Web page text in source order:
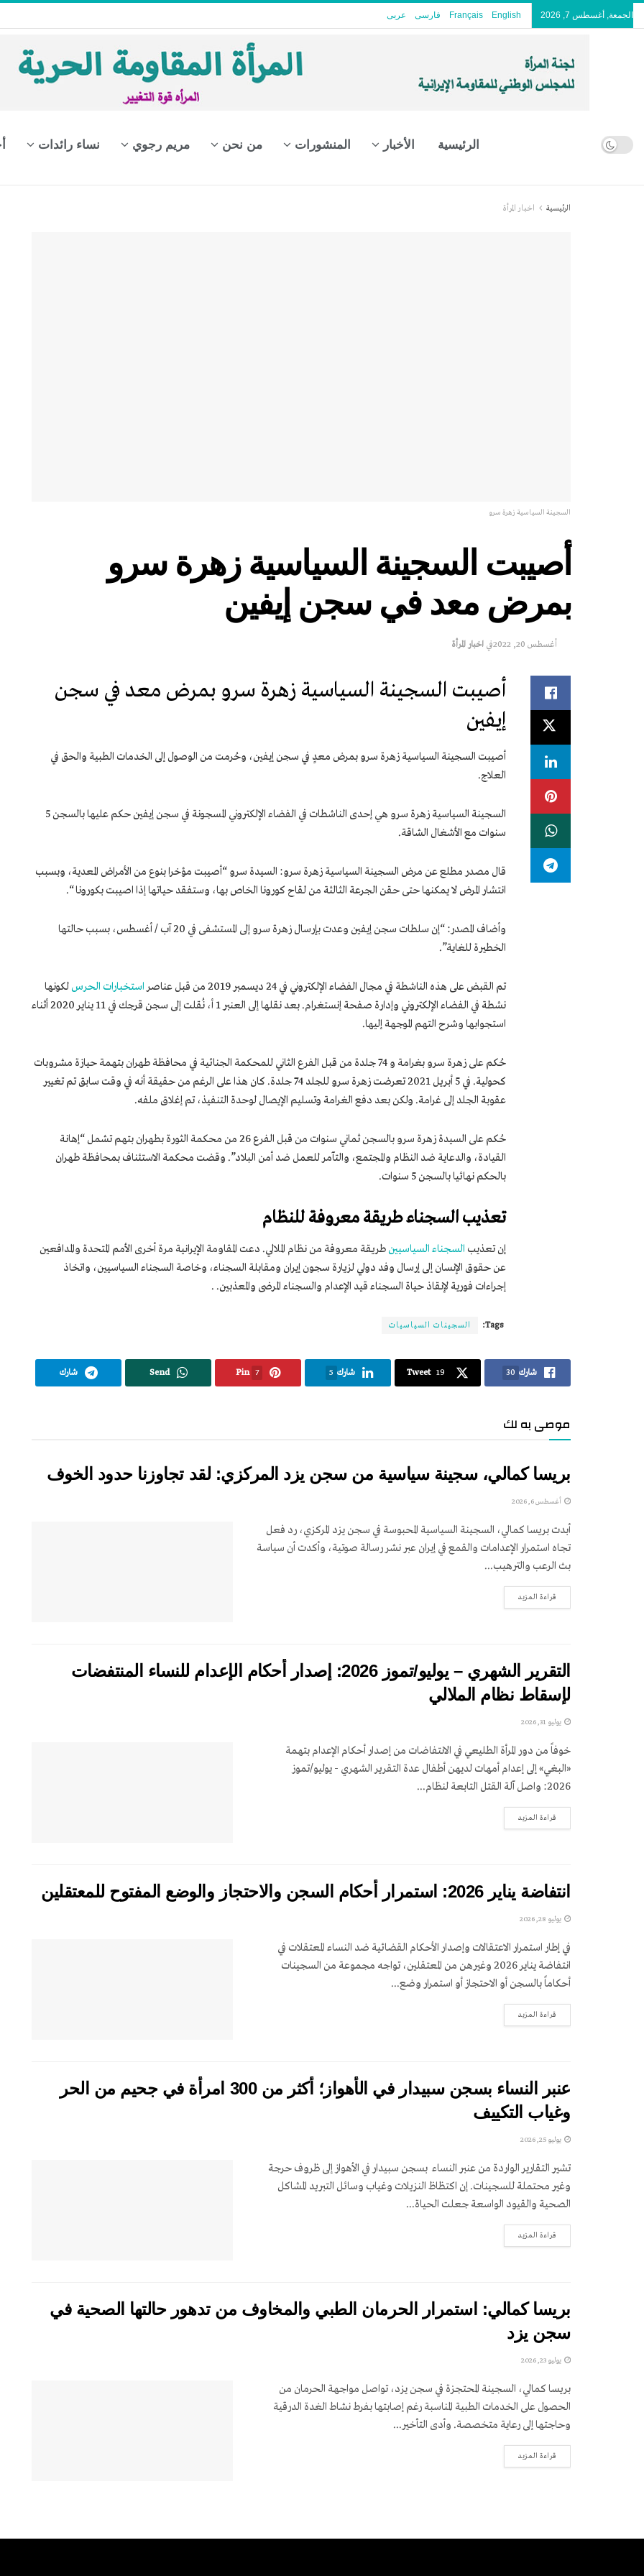
الجمعة, أغسطس 7, 2026 English
Français فارسی عربى
الرئيسية الأخبار المنشورات من نحن مريم رجوي نساء رائدات
الرئيسية اخبار المرأة
السجينة السياسية زهرة سرو
أصيبت السجينة السياسية زهرة سرو
بمرض معد في سجن إيفين
أغسطس 20, 2022 في اخبار المرأة
أصيبت السجينة السياسية زهرة سرو بمرض معد في سجن
إيفين
أصيبت السجينة السياسية زهرة سرو بمرض معدٍ في سجن إيفين، وحُرمت من الوصول إلى الخدمات الطبية والحق في
العلاج.
السجينة السياسية زهرة سرو هي إحدى الناشطات في الفضاء الإلكتروني المسجونة في سجن إيفين حكم عليها بالسجن 5
سنوات مع الأشغال الشاقة.
قال مصدر مطلع عن مرض السجينة السياسية زهرة سرو: السيدة سرو “أصيبت مؤخرا بنوع من الأمراض المعدية، وبسبب
انتشار المرض لا يمكنها حتى حقن الجرعة الثالثة من لقاح كورونا الخاص بها، وستفقد حياتها إذا اصيبت بكورونا “.
وأضاف المصدر: “إن سلطات سجن إيفين وعدت بإرسال زهرة سرو إلى المستشفى في 20 آب / أغسطس، بسبب حالتها
الخطيرة للغاية”.
تم القبض على هذه الناشطة في مجال الفضاء الإلكتروني في 24 ديسمبر 2019 من قبل عناصر استخبارات الحرس لكونها
نشطة في الفضاء الإلكتروني وإدارة صفحة إنستغرام. بعد نقلها إلى العنبر 1 أ، نُقلت إلى سجن قرجك في 11 يناير 2020 أثناء
استجوابها وشرح التهم الموجهة إليها.
حُكم على زهرة سرو بغرامة و 74 جلدة من قبل الفرع الثاني للمحكمة الجنائية في محافظة طهران بتهمة حيازة مشروبات
كحولية. في 5 أبريل 2021 تعرضت زهرة سرو للجلد 74 جلدة. كان هذا على الرغم من حقيقة أنه في وقت سابق تم تغيير
عقوبة الجلد إلى غرامة. ولكن بعد دفع الغرامة وتسليم الإيصال لوحدة التنفيذ، تم إغلاق ملفه.
حُكم على السيدة زهرة سرو بالسجن ثماني سنوات من قبل الفرع 26 من محكمة الثورة بطهران بتهم تشمل “إهانة
القيادة، والدعاية ضد النظام والمجتمع، والتآمر للعمل ضد أمن البلاد”. وقضت محكمة الاستئناف بمحافظة طهران
بالحكم نهائيا بالسجن 5 سنوات.
تعذيب السجناء طريقة معروفة للنظام
إن تعذيب السجناء السياسيين طريقة معروفة من نظام الملالي. دعت المقاومة الإيرانية مرة أخرى الأمم المتحدة والمدافعين
عن حقوق الإنسان إلى إرسال وفد دولي لزيارة سجون إيران ومقابلة السجناء، وخاصة السجناء السياسيين، واتخاذ
إجراءات فورية لإنقاذ حياة السجناء قيد الإعدام والسجناء المرضى والمعذبين. .
Tags: السجينات السياسيات
شارك 30
Tweet 19 شارك 5
Pin 7
Send شارك
موصى به لك
بريسا كمالي، سجينة سياسية من سجن يزد المركزي: لقد تجاوزنا حدود الخوف
أغسطس 6, 2026
أبدت بريسا كمالي، السجينة السياسية المحبوسة في سجن يزد المركزي، رد فعل
تجاه استمرار الإعدامات والقمع في إيران عبر نشر رسالة صوتية، وأكدت أن سياسة
بث الرعب والترهيب...
قراءة المزيدDETAILS
التقرير الشهري – يوليو/تموز 2026: إصدار أحكام الإعدام للنساء المنتفضات
لإسقاط نظام الملالي
يوليو 31, 2026
خوفاً من دور المرأة الطليعي في الانتفاضات من إصدار أحكام الإعدام بتهمة
«البغي» إلى إعدام أمهات لديهن أطفال عدة التقرير الشهري - يوليو/تموز
2026: واصل آلة القتل التابعة لنظام...
قراءة المزيدDETAILS
انتفاضة يناير 2026: استمرار أحكام السجن والاحتجاز والوضع المفتوح للمعتقلين
يوليو 28, 2026
في إطار استمرار الاعتقالات وإصدار الأحكام القضائية ضد النساء المعتقلات في
انتفاضة يناير 2026 وغيرهن من المعتقلين، تواجه مجموعة من السجينات
أحكاماً بالسجن أو الاحتجاز أو استمرار وضع...
قراءة المزيدDETAILS
عنبر النساء بسجن سبيدار في الأهواز؛ أكثر من 300 امرأة في جحيم من الحر
وغياب التكييف
يوليو 25, 2026
تشير التقارير الواردة من عنبر النساء بسجن سبيدار في الأهواز إلى ظروف حرجة
وغير محتملة للسجينات. إن اكتظاظ النزيلات وغياب وسائل التبريد المشاكل
الصحية والقيود الواسعة جعلت الحياة...
قراءة المزيدDETAILS
بريسا كمالي: استمرار الحرمان الطبي والمخاوف من تدهور حالتها الصحية في
سجن يزد
يوليو 23, 2026
بريسا كمالي، السجينة المحتجزة في سجن يزد، تواصل مواجهة الحرمان من
الحصول على الخدمات الطبية المناسبة رغم إصابتها بفرط نشاط الغدة الدرقية
وحاجتها إلى رعاية متخصصة. وأدى التأخير...
قراءة المزيدDETAILS